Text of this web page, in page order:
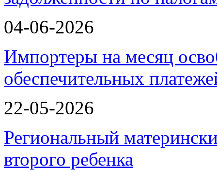
04-06-2026
Импортеры на месяц
обеспечительных
22-05-2026
Региональный
второго ребенка